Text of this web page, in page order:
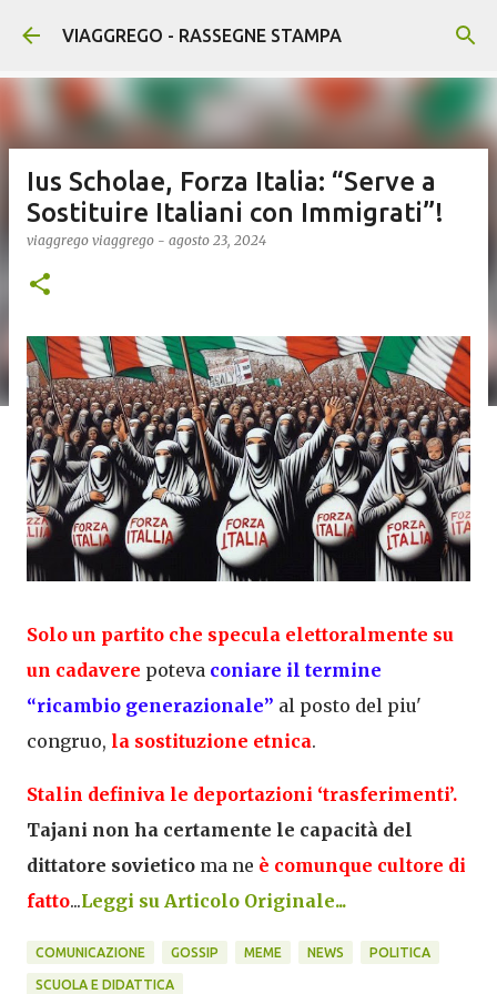
Passa ai contenuti principali
VIAGGREGO - RASSEGNE STAMPA
Ius Scholae, Forza Italia: “Serve a
Sostituire Italiani con Immigrati”!
viaggrego viaggrego - agosto 23, 2024
Solo un partito che specula elettoralmente su
un cadavere poteva coniare il termine
“ricambio generazionale” al posto del piu'
congruo, la sostituzione etnica.
Stalin definiva le deportazioni ‘trasferimenti’.
Tajani non ha certamente le capacità del
dittatore sovietico ma ne è comunque cultore di
fatto...Leggi su Articolo Originale...
COMUNICAZIONE GOSSIP MEME NEWS POLITICA
SCUOLA E DIDATTICA